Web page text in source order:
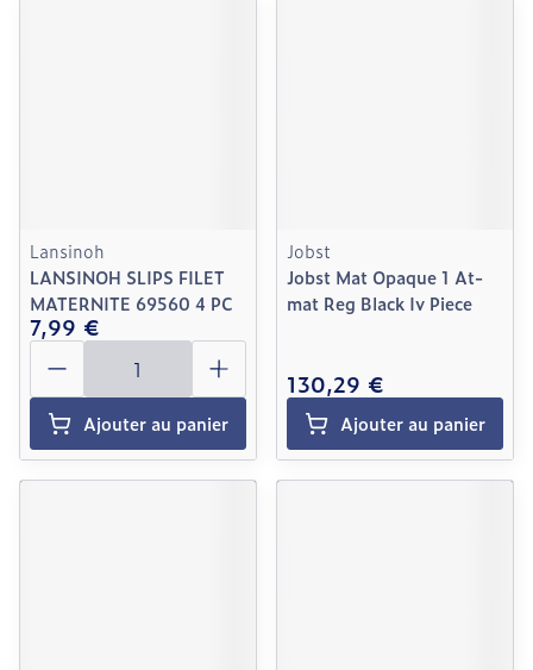
Lansinoh
LANSINOH SLIPS FILET
MATERNITE 69560 4 PC
7,99 €
Quantité
Ajouter au panier
Jobst
Jobst Mat Opaque 1 At-
mat Reg Black Iv Piece
130,29 €
Ajouter au panier